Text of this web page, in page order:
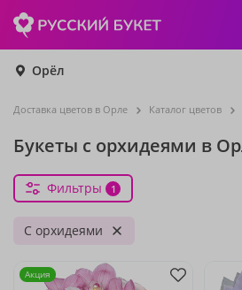
Орёл
Доставка цветов в Орле Каталог цветов
Букеты с орхидеями в
Фильтры 1
С орхидеями
Акция